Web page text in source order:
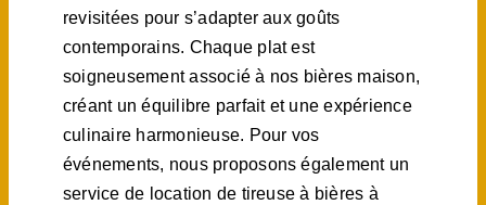
revisitées pour s’adapter aux goûts
contemporains. Chaque plat est
soigneusement associé à nos bières maison,
créant un équilibre parfait et une expérience
culinaire harmonieuse. Pour vos
événements, nous proposons également un
service de location de tireuse à bières à